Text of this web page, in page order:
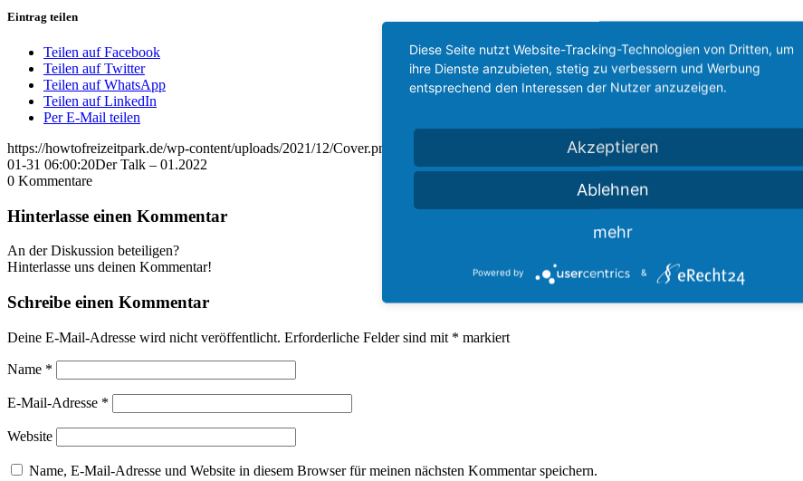
Eintrag teilen
Teilen auf Facebook
Teilen auf Twitter
Teilen auf WhatsApp
Teilen auf LinkedIn
Per E-Mail teilen
https://howtofreizeitpark.de/wp-content/uploads/2021/12/Cover.png
https://howtofreizeitpark.de/wp-content/
01-31 06:00:20Der Talk – 01.2022
0 Kommentare
Hinterlasse einen Kommentar
An der Diskussion beteiligen?
Hinterlasse uns deinen Kommentar!
Schreibe einen Kommentar
Deine E-Mail-Adresse wird nicht veröffentlicht. Erforderliche Felder sind mit * markiert
Name *
E-Mail-Adresse *
Website
Name, E-Mail-Adresse und Website in diesem Browser für meinen nächsten Kommentar speichern.
Diese Seite nutzt Website-Tracking-Technologien von Dritten, um
ihre Dienste anzubieten, stetig zu verbessern und Werbung
entsprechend den Interessen der Nutzer anzuzeigen.
Akzeptieren
Ablehnen
mehr
Powered by &